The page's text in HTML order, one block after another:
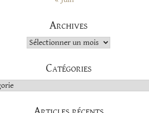
Archives
Archives
Catégories